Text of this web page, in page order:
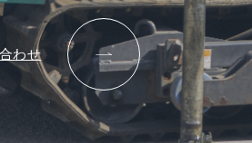
わせ